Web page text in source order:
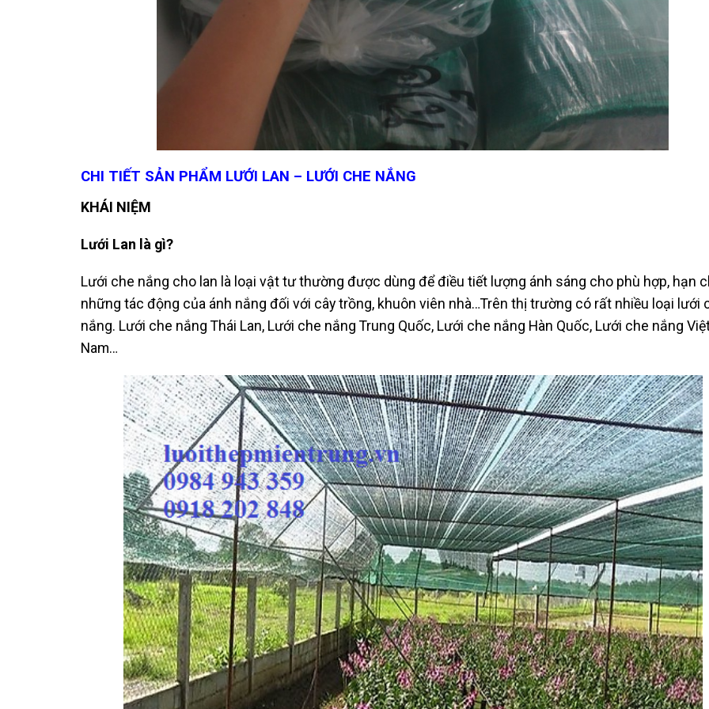
CHI TIẾT SẢN PHẨM LƯỚI LAN – LƯỚI CHE NẮNG
KHÁI NIỆM
Lưới Lan là gì?
Lưới che nắng cho lan là loại vật tư thường được dùng để điều tiết lượng ánh sáng cho phù hợp, hạn
những tác động của ánh nắng đối với cây trồng, khuôn viên nhà…Trên thị trường có rất nhiều loại lưới
nắng. Lưới che nắng Thái Lan, Lưới che nắng Trung Quốc, Lưới che nắng Hàn Quốc, Lưới che nắng
Nam…